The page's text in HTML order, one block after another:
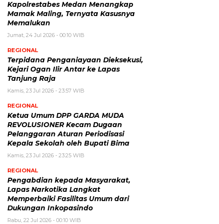
Kapolrestabes Medan Menangkap
Mamak Maling, Ternyata Kasusnya
Memalukan
Jumat, 24 Jul 2026 - 00:10 WIB
REGIONAL
Terpidana Penganiayaan Dieksekusi,
Kejari Ogan Ilir Antar ke Lapas
Tanjung Raja
Kamis, 23 Jul 2026 - 23:57 WIB
REGIONAL
Ketua Umum DPP GARDA MUDA
REVOLUSIONER Kecam Dugaan
Pelanggaran Aturan Periodisasi
Kepala Sekolah oleh Bupati Bima
Kamis, 23 Jul 2026 - 23:25 WIB
REGIONAL
Pengabdian kepada Masyarakat,
Lapas Narkotika Langkat
Memperbaiki Fasilitas Umum dari
Dukungan Inkopasindo
Rabu, 22 Jul 2026 - 00:10 WIB